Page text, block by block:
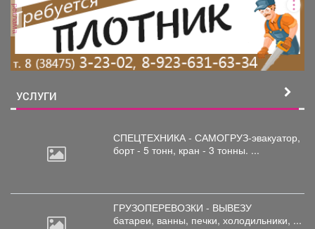
реклама
УСЛУГИ
СПЕЦТЕХНИКА - САМОГРУЗ-эвакуатор,
борт - 5 тонн, кран - 3 тонны. ...
ГРУЗОПЕРЕВОЗКИ - ВЫВЕЗУ
батареи, ванны, печки, холодильники, ...